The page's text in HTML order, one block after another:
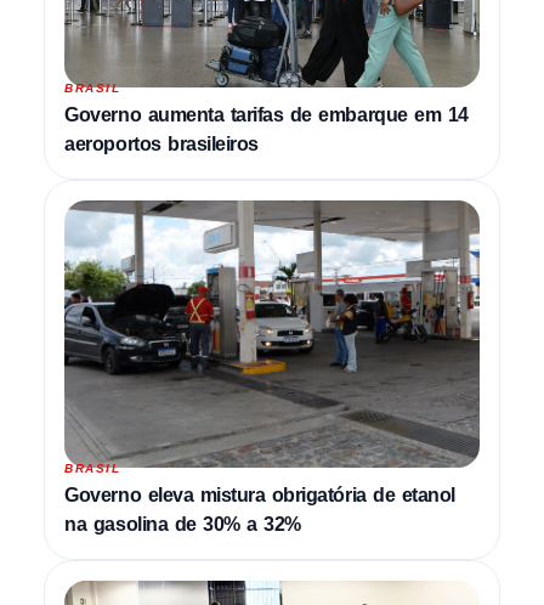
BRASIL
Governo aumenta tarifas de embarque em 14
aeroportos brasileiros
BRASIL
Governo eleva mistura obrigatória de etanol
na gasolina de 30% a 32%